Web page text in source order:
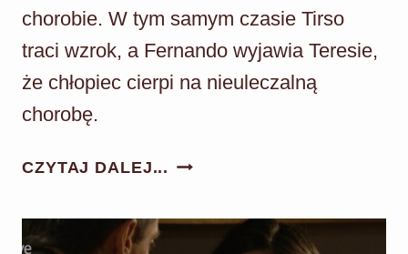
chorobie. W tym samym czasie Tirso
traci wzrok, a Fernando wyjawia Teresie,
że chłopiec cierpi na nieuleczalną
chorobę.
CZYTAJ DALEJ... AKACJOWA